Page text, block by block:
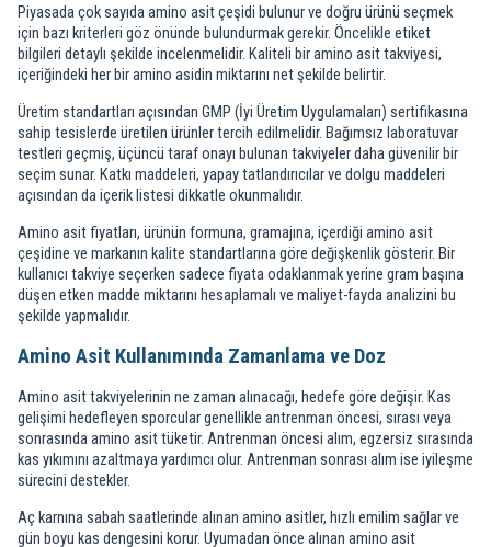
Piyasada çok sayıda amino asit çeşidi bulunur ve doğru ürünü seçmek
için bazı kriterleri göz önünde bulundurmak gerekir. Öncelikle etiket
bilgileri detaylı şekilde incelenmelidir. Kaliteli bir amino asit takviyesi,
içeriğindeki her bir amino asidin miktarını net şekilde belirtir.
Üretim standartları açısından GMP (İyi Üretim Uygulamaları) sertifikasına
sahip tesislerde üretilen ürünler tercih edilmelidir. Bağımsız laboratuvar
testleri geçmiş, üçüncü taraf onayı bulunan takviyeler daha güvenilir bir
seçim sunar. Katkı maddeleri, yapay tatlandırıcılar ve dolgu maddeleri
açısından da içerik listesi dikkatle okunmalıdır.
Amino asit fiyatları, ürünün formuna, gramajına, içerdiği amino asit
çeşidine ve markanın kalite standartlarına göre değişkenlik gösterir. Bir
kullanıcı takviye seçerken sadece fiyata odaklanmak yerine gram başına
düşen etken madde miktarını hesaplamalı ve maliyet-fayda analizini bu
şekilde yapmalıdır.
Amino Asit Kullanımında Zamanlama ve Doz
Amino asit takviyelerinin ne zaman alınacağı, hedefe göre değişir. Kas
gelişimi hedefleyen sporcular genellikle antrenman öncesi, sırası veya
sonrasında amino asit tüketir. Antrenman öncesi alım, egzersiz sırasında
kas yıkımını azaltmaya yardımcı olur. Antrenman sonrası alım ise iyileşme
sürecini destekler.
Aç karnına sabah saatlerinde alınan amino asitler, hızlı emilim sağlar ve
gün boyu kas dengesini korur. Uyumadan önce alınan amino asit